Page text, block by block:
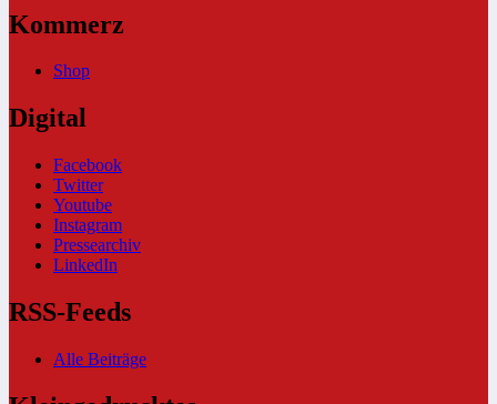
Kommerz
Shop
Digital
Facebook
Twitter
Youtube
Instagram
Pressearchiv
LinkedIn
RSS-Feeds
Alle Beiträge